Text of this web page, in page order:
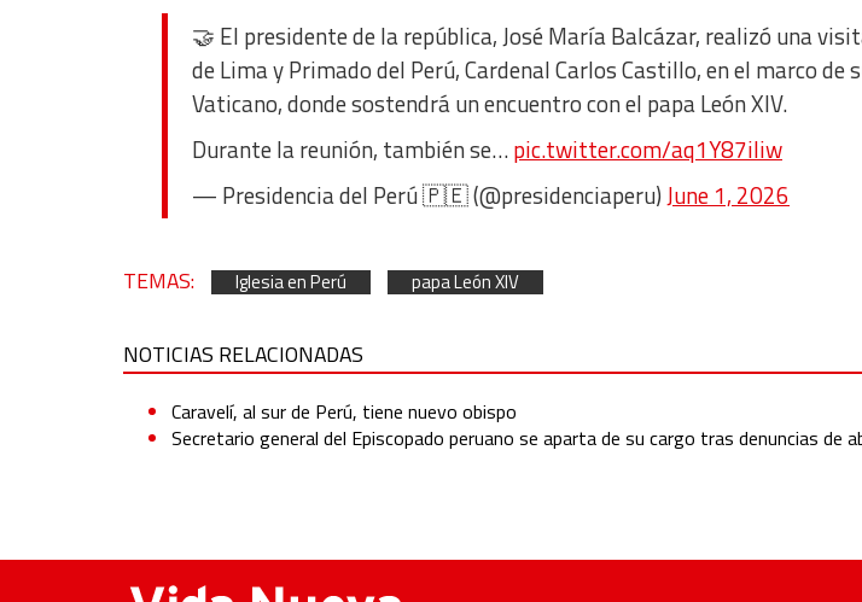
🤝 El presidente de la república, José María Balcázar, realizó una
de Lima y Primado del Perú, Cardenal Carlos Castillo, en el marco de
Vaticano, donde sostendrá un encuentro con el papa León XIV.
Durante la reunión, también se…pic.twitter.com/aq1Y87iIiw
— Presidencia del Perú 🇵🇪 (@presidenciaperu)June 1, 2026
TEMAS: Iglesia en Perú papa León XIV
NOTICIAS RELACIONADAS
Caravelí, al sur de Perú, tiene nuevo obispo
Secretario general del Episcopado peruano se aparta de su cargo tras denuncias de